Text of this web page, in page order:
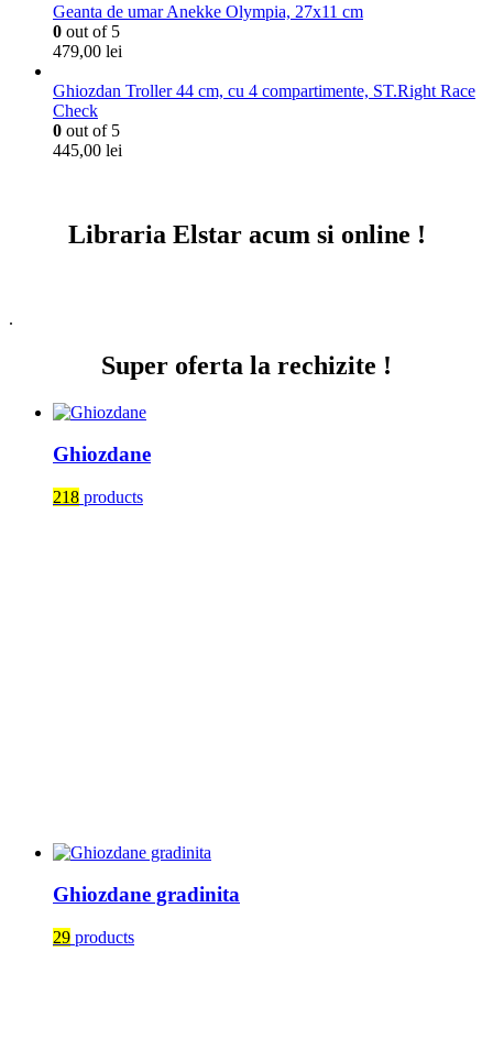
Geanta de umar Anekke Olympia, 27x11 cm
0 out of 5
479,00 lei
Ghiozdan Troller 44 cm, cu 4 compartimente, ST.Right Race
Check
0 out of 5
445,00 lei
Libraria Elstar acum si online !
.
Super oferta la rechizite !
Ghiozdane
218 products
Ghiozdane gradinita
29 products